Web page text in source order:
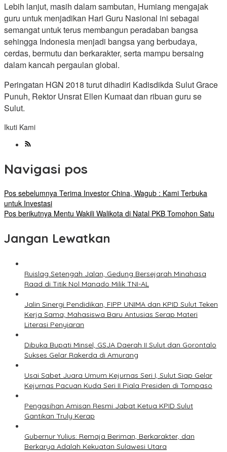
Lebih lanjut, masih dalam sambutan, Humiang mengajak
guru untuk menjadikan Hari Guru Nasional ini sebagai
semangat untuk terus membangun peradaban bangsa
sehingga Indonesia menjadi bangsa yang berbudaya,
cerdas, bermutu dan berkarakter, serta mampu bersaing
dalam kancah pergaulan global.
Peringatan HGN 2018 turut dihadiri Kadisdikda Sulut Grace
Punuh, Rektor Unsrat Ellen Kumaat dan ribuan guru se
Sulut.
Ikuti Kami
Navigasi pos
Pos sebelumnya Terima Investor China, Wagub : Kami Terbuka
untuk Investasi
Pos berikutnya Mentu Wakili Walikota di Natal PKB Tomohon Satu
Jangan Lewatkan
Ruislag Setengah Jalan, Gedung Bersejarah Minahasa
Raad di Titik Nol Manado Milik TNI-AL
Jalin Sinergi Pendidikan, FIPP UNIMA dan KPID Sulut Teken
Kerja Sama; Mahasiswa Baru Antusias Serap Materi
Literasi Penyiaran
Dibuka Bupati Minsel, GSJA Daerah II Sulut dan Gorontalo
Sukses Gelar Rakerda di Amurang
Usai Sabet Juara Umum Kejurnas Seri I, Sulut Siap Gelar
Kejurnas Pacuan Kuda Seri II Piala Presiden di Tompaso
Pengasihan Amisan Resmi Jabat Ketua KPID Sulut
Gantikan Truly Kerap
Gubernur Yulius: Remaja Beriman, Berkarakter, dan
Berkarya Adalah Kekuatan Sulawesi Utara